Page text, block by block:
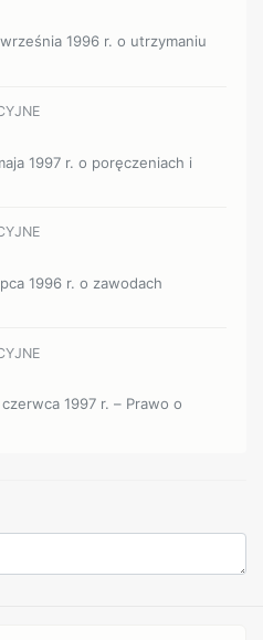
1996 r. o utrzymaniu
1997 r. o poręczeniach i
1996 r. o zawodach
1997 r. – Prawo o